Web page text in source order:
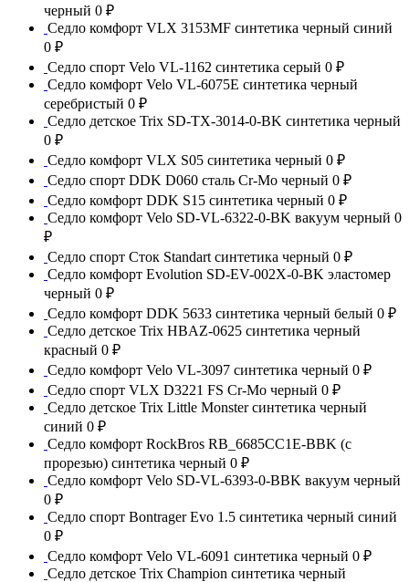
черный 0 ₽
Седло комфорт VLX 3153MF синтетика черный синий
0 ₽
Седло спорт Velo VL-1162 синтетика серый 0 ₽
Седло комфорт Velo VL-6075E синтетика черный
серебристый 0 ₽
Седло детское Trix SD-TX-3014-0-BK синтетика черный
0 ₽
Седло комфорт VLX S05 синтетика черный 0 ₽
Седло спорт DDK D060 сталь Сr-Mo черный 0 ₽
Седло комфорт DDK S15 синтетика черный 0 ₽
Седло комфорт Velo SD-VL-6322-0-BK вакуум черный 0
₽
Седло спорт Сток Standart синтетика черный 0 ₽
Седло комфорт Evolution SD-EV-002X-0-BK эластомер
черный 0 ₽
Седло комфорт DDK 5633 синтетика черный белый 0 ₽
Седло детское Trix HBAZ-0625 синтетика черный
красный 0 ₽
Седло комфорт Velo VL-3097 синтетика черный 0 ₽
Седло спорт VLX D3221 FS Сr-Mo черный 0 ₽
Седло детское Trix Little Monster синтетика черный
синий 0 ₽
Седло комфорт RockBros RB_6685CC1E-BBK (с
прорезью) синтетика черный 0 ₽
Седло комфорт Velo SD-VL-6393-0-BBK вакуум черный
0 ₽
Седло спорт Bontrager Evo 1.5 синтетика черный синий
0 ₽
Седло комфорт Velo VL-6091 синтетика черный 0 ₽
Седло детское Trix Champion синтетика черный